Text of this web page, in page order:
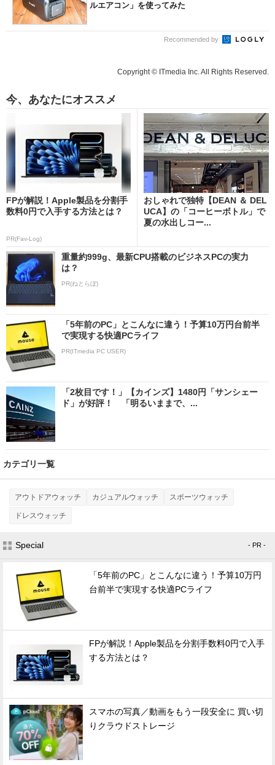
ルエアコン」を使ってみた
Recommended by
Copyright © ITmedia Inc. All Rights Reserved.
今、あなたにオススメ
FPが解説！Apple製品を分割手
数料0円で入手する方法とは？
PR(Fav-Log)
おしゃれで独特【DEAN ＆ DEL
UCA】の「コーヒーボトル」で
夏の水出しコー...
重量約999g、最新CPU搭載のビジネスPCの実力
は？
PR(ねとらぼ)
「5年前のPC」とこんなに違う！予算10万円台前半
で実現する快適PCライフ
PR(ITmedia PC USER)
「2枚目です！」【カインズ】1480円「サンシェー
ド」が好評！ 「明るいままで、...
カテゴリ一覧
アウトドアウォッチ カジュアルウォッチ スポーツウォッチ
ドレスウォッチ
Special - PR -
「5年前のPC」とこんなに違う！予算10万円
台前半で実現する快適PCライフ
FPが解説！Apple製品を分割手数料0円で入手
する方法とは？
スマホの写真／動画をもう一段安全に 買い切
りクラウドストレージ